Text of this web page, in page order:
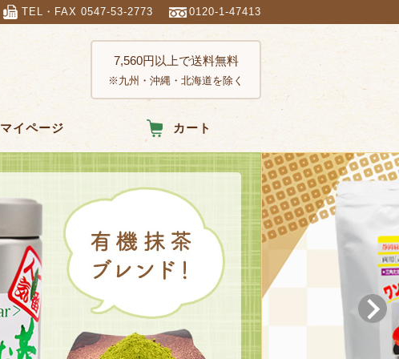
TEL・FAX 0547-53-2773 0120-1-47413
7,560円以上で送料無料
※九州・沖縄・北海道を除く
マイページ カート